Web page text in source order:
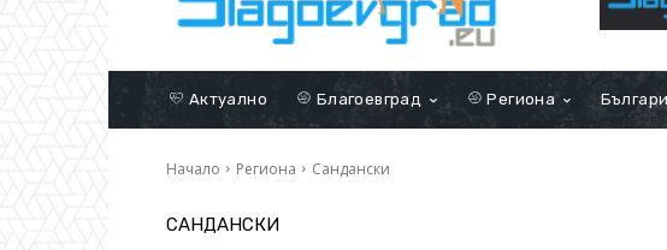
Актуално Благоевград Региона
Начало Региона Сандански
САНДАНСКИ